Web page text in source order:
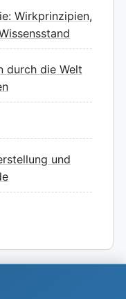
Wirkprinzipien,
durch die Welt
und